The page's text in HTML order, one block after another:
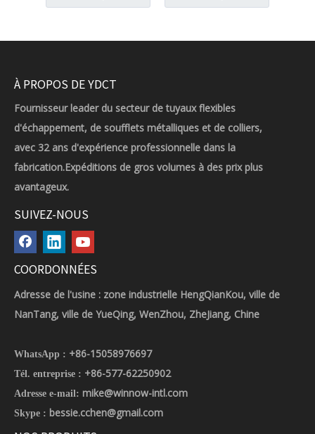
À PROPOS DE YDCT
Fournisseur leader du secteur de tuyaux flexibles
d'échappement, de soufflets métalliques et de colliers,
avec 32 ans d'expérience professionnelle dans la
fabrication.Expéditions de gros volumes à des prix plus
avantageux.
SUIVEZ-NOUS
COORDONNÉES
Adresse de l'usine : zone industrielle HengQianKou, ville de
NanTang, ville de YueQing, WenZhou, ZheJiang, Chine
WhatsApp : +86-15058976697
Tél. entreprise : +86-577-62250902
Adresse e-mail: mike@winnow-intl.com
Skype : bessie.cchen@gmail.com